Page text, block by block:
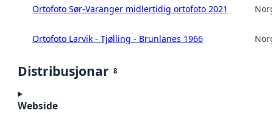
Ortofoto Sør-Varanger midlertidig ortofoto 2021
Ortofoto Larvik - Tjølling - Brunlanes 1966
Distribusjonar 8
Webside